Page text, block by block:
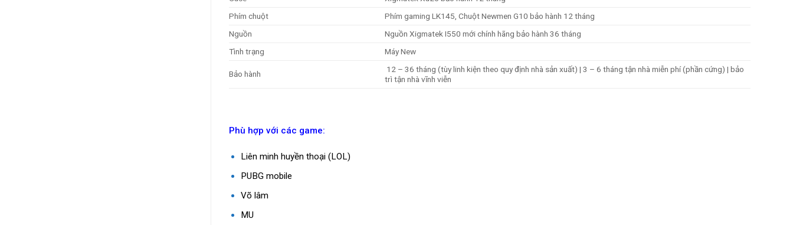
Phím chuột
Phím gaming LK145, Chuột Newmen G10 bảo hành 12 tháng
Nguồn
Nguồn Xigmatek I550 mới chính hãng bảo hành 36 tháng
Tình trạng
Máy New
Bảo hành 12 – 36 tháng (tùy linh kiện theo quy định nhà sản xuất) | 3 – 6 tháng tận nhà miễn phí (phần cứng) | bảo
trì tận nhà vĩnh viễn
Phù hợp với các game:
Liên minh huyền thoại (LOL)
PUBG mobile
Võ lâm
MU